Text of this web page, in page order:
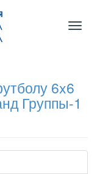
6x6
Группы-1